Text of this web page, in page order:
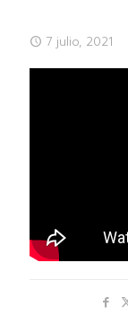
7 julio, 2021